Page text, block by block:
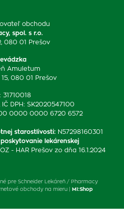
obchodu
spol. s r.o.
080 01 Prešov
Amuletum
080 01 Prešov
31710018
IČ DPH: SK2020547100
0000 0000 6720 6572
starostlivosti: N57298160301
lekárenskej
- HAR Prešov zo dňa 16.1.2024
pre Schneider Lekáreň / Pharmacy
obchody na mieru | MI:Shop